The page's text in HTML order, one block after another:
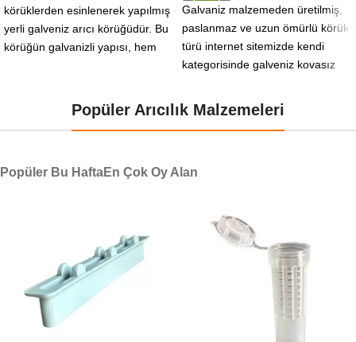
körüklerden esinlenerek yapılmış
yerli galveniz arıcı körüğüdür. Bu
körüğün galvanizli yapısı, hem
Galvaniz malzemeden üretilmiş,
paslanmaz ve uzun ömürlü körük
türü internet sitemizde kendi
kategorisinde galveniz kovasız
satılmaktadır.
Popüler Arıcılık Malzemeleri
Popüler Bu HaftaEn Çok Oy Alan